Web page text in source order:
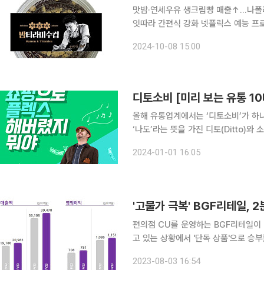
맛밤·연세우유 생크림빵 매출↑...나
잇따라 간편식 강화 넷플릭스 예능 프로그램 ‘흑백요리사: 요리 계급 전쟁(흑백요리사)’ 열풍에 국내
2024-10-08 15:00
디토소비 [미리 보는 유통
올해 유통업계에서는 ‘디토소비’가 하나의 소비
‘나도’라는 뜻을 가진 디토(Ditto)와
는 레시피를 따라 요리를 하는 것들이
2024-01-01 16:05
편의점 CU를 운영하는 BGF리테일
고 있는 상황에서 '단독 상품'으로 승부를 본 것이 주효했다.
2023-08-03 16:54